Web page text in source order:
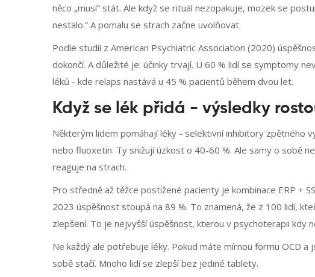
něco „musí“ stát. Ale když se rituál nezopakuje, mozek se
nestalo.“ A pomalu se strach začne uvolňovat.
Podle studií z American Psychiatric Association (2020)
dokončí. A důležité je: účinky trvají. U 60 % lidí se symptomy
léků - kde relaps nastává u 45 % pacientů během dvou let.
Když se lék přidá - výsledky
Některým lidem pomáhají léky - selektivní inhibitory zpětného
nebo fluoxetin. Ty snižují úzkost o 40-60 %. Ale samy o sobě
reaguje na strach.
Pro středně až těžce postižené pacienty je kombinace ERP +
2023 úspěšnost stoupá na 89 %. To znamená, že z 100 lidí,
zlepšení. To je nejvyšší úspěšnost, kterou v psychoterapii kdy
Ne každý ale potřebuje léky. Pokud máte mírnou formu OCD
sobě stačí. Mnoho lidí se zlepší bez jediné tablety.